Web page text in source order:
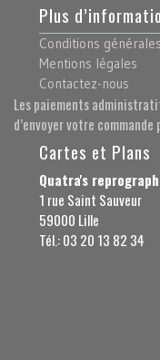
Plus
Conditions
Mentions légales
Contactez-nous
Les paiements
d’envoyer votre
Cartes et Plans
Quatra's
1 rue Saint Sauveur
59000 Lille
Tél.: 03 20 13 82 34